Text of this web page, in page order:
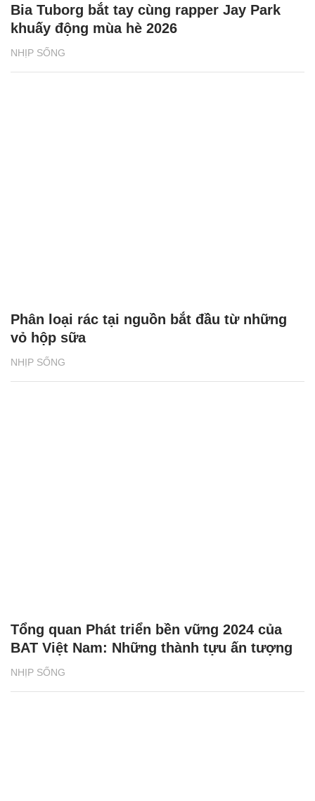
NHỊP SỐNG
Bia Tuborg bắt tay cùng rapper Jay Park
khuấy động mùa hè 2026
NHỊP SỐNG
Phân loại rác tại nguồn bắt đầu từ những
vỏ hộp sữa
NHỊP SỐNG
Tổng quan Phát triển bền vững 2024 của
BAT Việt Nam: Những thành tựu ấn tượng